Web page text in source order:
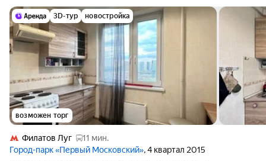
3D-тур новостройка
возможен торг
Филатов Луг
11 мин.
Город-парк «Первый Московский», 4 квартал 2015